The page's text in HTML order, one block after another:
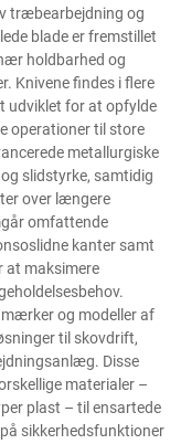
træbearbejdning og
blade er fremstillet
holdbarhed og
Knivene findes i flere
udviklet for at opfylde
operationer til store
metallurgiske
slidstyrke, samtidig
over længere
omfattende
kanter samt
at maksimere
og modeller af
til skovdrift,
Disse
materialer –
plast – til ensartede
sikkerhedsfunktioner